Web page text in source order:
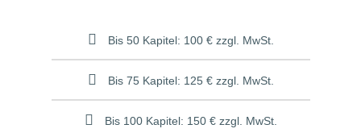
Bis 50 Kapitel: 100 € zzgl. MwSt.
Bis 75 Kapitel: 125 € zzgl. MwSt.
Bis 100 Kapitel: 150 € zzgl. MwSt.